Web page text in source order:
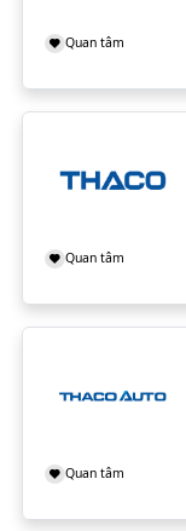
Quan tâm
Quan tâm
Quan tâm